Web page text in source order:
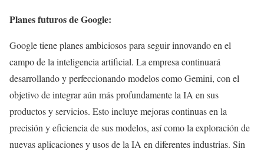
Planes futuros de Google:
Google tiene planes ambiciosos para seguir innovando en el
campo de la inteligencia artificial. La empresa continuará
desarrollando y perfeccionando modelos como Gemini, con el
objetivo de integrar aún más profundamente la IA en sus
productos y servicios. Esto incluye mejoras continuas en la
precisión y eficiencia de sus modelos, así como la exploración de
nuevas aplicaciones y usos de la IA en diferentes industrias. Sin